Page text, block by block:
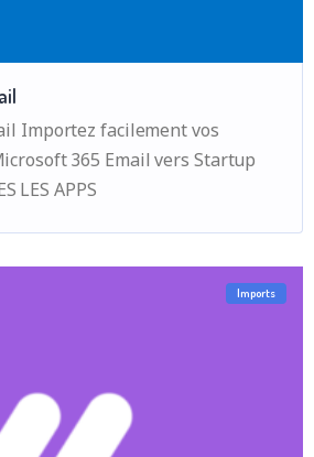
Importez facilement vos
365 Email vers Startup
LES APPS
Imports